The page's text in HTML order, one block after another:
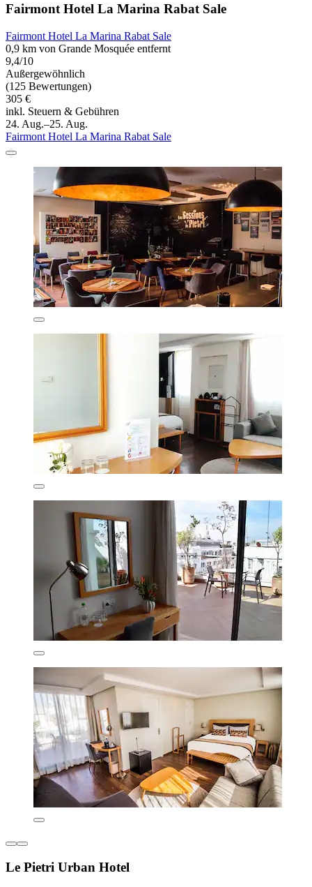
Fairmont Hotel La Marina Rabat Sale
Fairmont Hotel La Marina Rabat Sale
0,9 km von Grande Mosquée entfernt
9,4/10
Außergewöhnlich
(125 Bewertungen)
305 €
inkl. Steuern & Gebühren
24. Aug.–25. Aug.
Fairmont Hotel La Marina Rabat Sale
Le Pietri Urban Hotel